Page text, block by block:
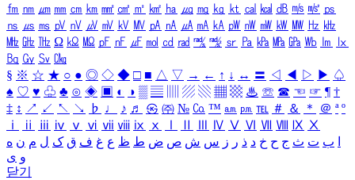
㎙ ㎚ ㎛ ㎜ ㎝ ㎞ ㎟ ㎠ ㎡ ㎢ ㏊ ㎍ ㎎ ㎏ ㏏ ㎈ ㎉ ㏈ ㎧ ㎨ ㎰
㎱ ㎲ ㎳ ㎴ ㎵ ㎶ ㎷ ㎸ ㎹ ㎀ ㎁ ㎂ ㎃ ㎄ ㎺ ㎻ ㎽ ㎾ ㎿ ㎐ ㎑
㎒ ㎓ ㎔ Ω ㏀ ㏁ ㎊ ㎋ ㎌ ㏖ ㏅ ㎭ ㎮ ㎯ ㏛ ㎩ ㎪ ㎫ ㎬ ㏝ ㏐
㏓
㏃ ㏉ ㏜ ㏆
§ ※ ☆ ★ ○ ● ◎ ◇ ◆ □ ■ △ ▽ → ← ↑ ↓ ↔ 〓 ◁ ◀ ▷ ▶ ♤
♠ ♡ ♥ ♧ ♣ ⊙ ◈ ▣ ◐ ◑ ▒ ▤ ▨ ▧ ▦ ▩ ♨ ☏ ☎ ☜ ☞ ¶ †
‡ ↕ ↗ ↙ ↖ ↘ ♭ ♩ ♪ ♬ ㉿ ㈜ № ㏇ ™ ㏂ ㏘ ℡ ＃ ＆ ＊ ＠ ª º
ⅰ
ⅱ ⅲ ⅳ ⅴ ⅵ ⅶ ⅷ ⅸ ⅹ Ⅳ Ⅴ Ⅵ Ⅶ Ⅷ Ⅸ Ⅹ
ب ت ث ج ح خ د ذ ر ز س ش ص ض ط ظ ع غ ف ق ک ل م ن ه
و ی
닫기